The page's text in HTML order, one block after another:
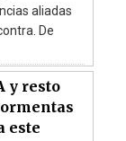
aliadas
De
y resto
este